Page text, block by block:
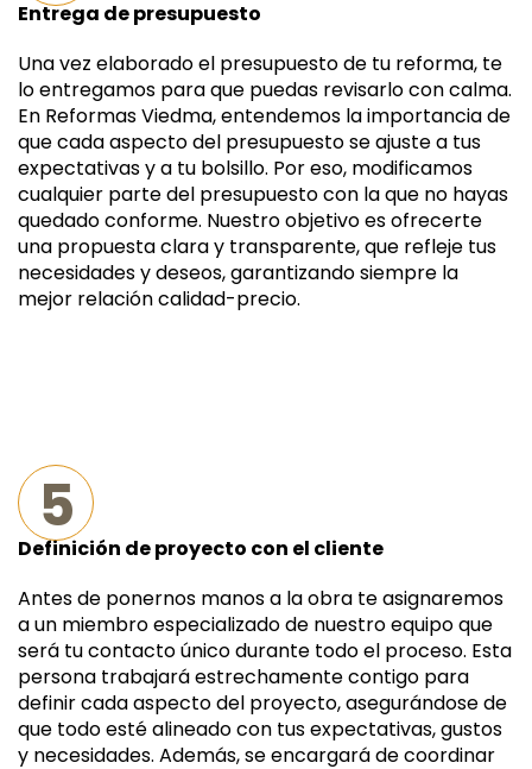
Entrega de presupuesto
Una vez elaborado el presupuesto de tu reforma, te
lo entregamos para que puedas revisarlo con calma.
En Reformas Viedma, entendemos la importancia de
que cada aspecto del presupuesto se ajuste a tus
expectativas y a tu bolsillo. Por eso, modificamos
cualquier parte del presupuesto con la que no hayas
quedado conforme. Nuestro objetivo es ofrecerte
una propuesta clara y transparente, que refleje tus
necesidades y deseos, garantizando siempre la
mejor relación calidad-precio.
5
Definición de proyecto con el cliente
Antes de ponernos manos a la obra te asignaremos
a un miembro especializado de nuestro equipo que
será tu contacto único durante todo el proceso. Esta
persona trabajará estrechamente contigo para
definir cada aspecto del proyecto, asegurándose de
que todo esté alineado con tus expectativas, gustos
y necesidades. Además, se encargará de coordinar
ANTERIOR